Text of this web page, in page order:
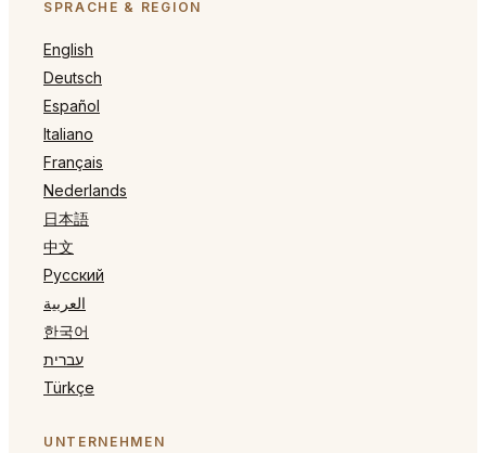
SPRACHE & REGION
English
Deutsch
Español
Italiano
Français
Nederlands
日本語
中文
Русский
العربية
한국어
עברית
Türkçe
UNTERNEHMEN